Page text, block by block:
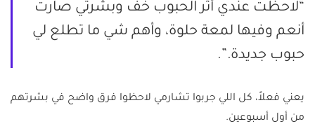
“لاحظت عندي أثر الحبوب خف وبشرتي صارت
أنعم وفيها لمعة حلوة، وأهم شي ما تطلع لي
حبوب جديدة.”.
يعني فعلاً، كل اللي جربوا تشارمي لاحظوا فرق واضح في بشرتهم
من أول أسبوعين.